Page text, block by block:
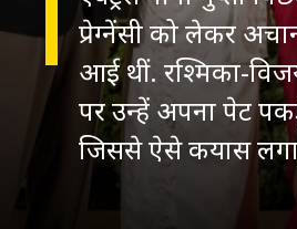
प्रेग्नेंसी को लेकर
आई थीं. रश्मिका-
पर उन्हें अपना पेट
जिससे ऐसे कयास